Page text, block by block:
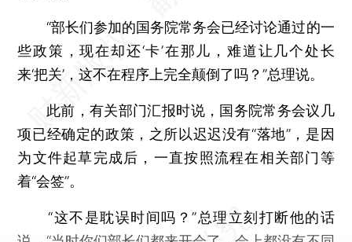
“部长们参加的国务院常务会已经讨论通过的一
些政策，现在却还‘卡’在那儿，难道让几个处长
来‘把关’，这不在程序上完全颠倒了吗？”总理说。
此前，有关部门汇报时说，国务院常务会议几
项已经确定的政策，之所以迟迟没有“落地”，是因
为文件起草完成后，一直按照流程在相关部门等
着“会签”。
“这不是耽误时间吗？”总理立刻打断他的话